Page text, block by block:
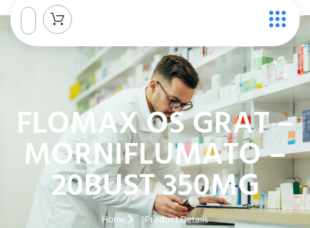
FLOMAX OS GRAT –
MORNIFLUMATO –
20BUST 350MG
Home Product Details